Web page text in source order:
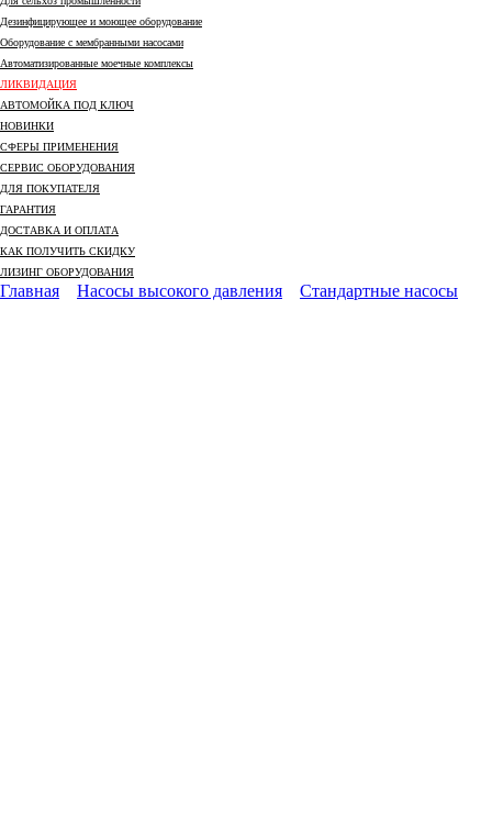
Дезинфицирующее и моющее оборудование
Оборудование с мембранными насосами
Автоматизированные моечные комплексы
ЛИКВИДАЦИЯ
АВТОМОЙКА ПОД КЛЮЧ
НОВИНКИ
СФЕРЫ ПРИМЕНЕНИЯ
СЕРВИС ОБОРУДОВАНИЯ
ДЛЯ ПОКУПАТЕЛЯ
ГАРАНТИЯ
ДОСТАВКА И ОПЛАТА
КАК ПОЛУЧИТЬ СКИДКУ
ЛИЗИНГ ОБОРУДОВАНИЯ
Главная Насосы высокого давления Стандартные насосы